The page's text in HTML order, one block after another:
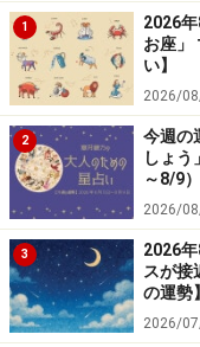
貸した金品が気が
わりそう……。
＞【2024年上半期
7位：おとめ
れ）
1
2026
お座」
い】
2026/
2
今週の
しょう
～8/9）
2026/
3
2026
スが接
の運勢】
2026/